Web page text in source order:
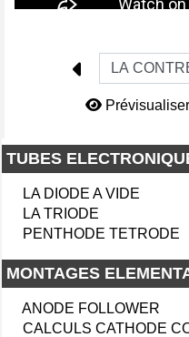
TUBES
LA DIODE A VIDE
LA TRIODE
PENTHODE TETRODE
MONTAGES
ANODE FOLLOWER
CALCULS CATHODE